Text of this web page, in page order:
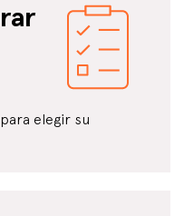
elegir su